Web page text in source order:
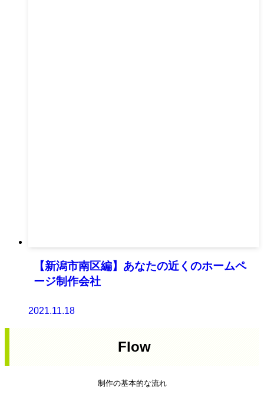
【新潟市南区編】あなたの近くのホームペ
ージ制作会社
2021.11.18
Flow
制作の基本的な流れ